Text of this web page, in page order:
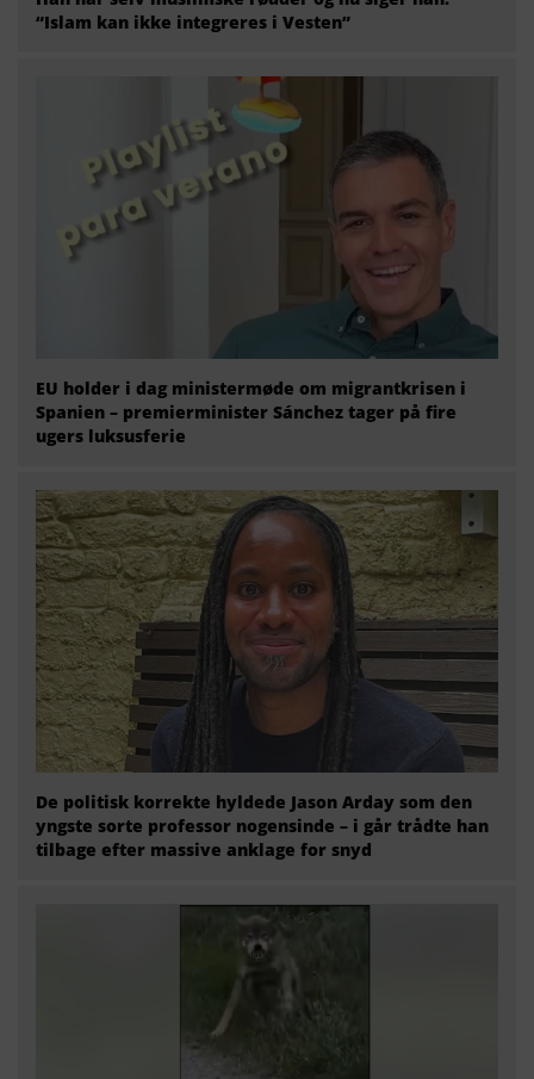
“Islam kan ikke integreres i Vesten”
EU holder i dag ministermøde om migrantkrisen i
Spanien – premierminister Sánchez tager på fire
ugers luksusferie
De politisk korrekte hyldede Jason Arday som den
yngste sorte professor nogensinde – i går trådte han
tilbage efter massive anklage for snyd